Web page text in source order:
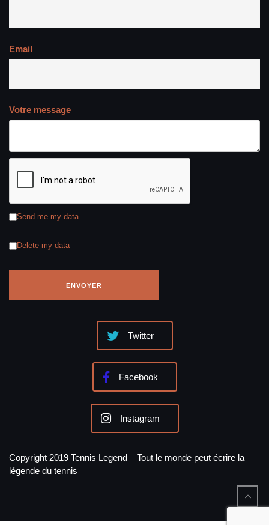
Email
Votre message
Send me my data
Delete my data
Twitter
Facebook
Instagram
Copyright 2019 Tennis Legend – Tout le monde peut écrire la
légende du tennis